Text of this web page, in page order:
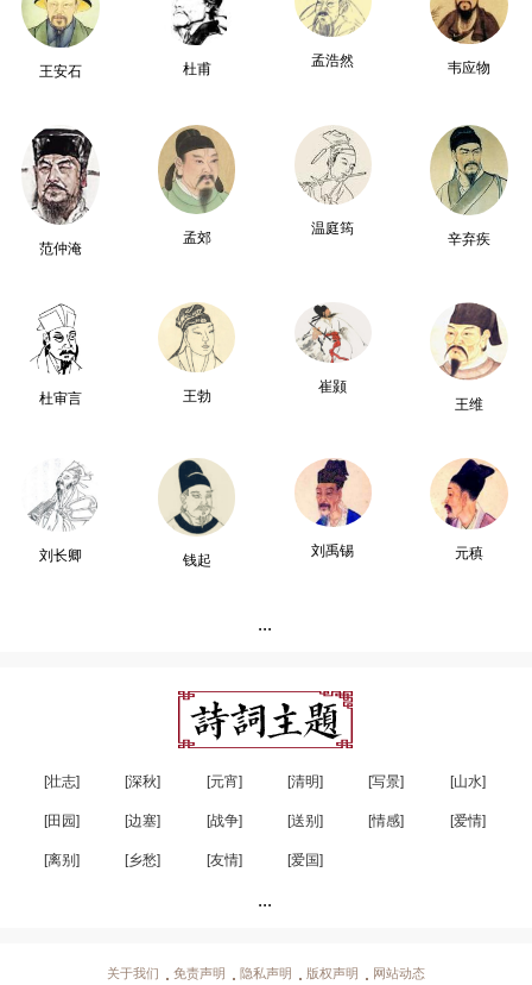
王安石 杜甫
孟浩然 韦应物
范仲淹
孟郊
温庭筠
辛弃疾
杜审言 王勃
崔颢
王维
刘长卿 钱起
刘禹锡 元稹
...
[壮志] [深秋] [元宵] [清明] [写景] [山水]
[田园] [边塞] [战争] [送别] [情感] [爱情]
[离别] [乡愁] [友情] [爱国]
...
关于我们 免责声明 隐私声明 版权声明 网站动态